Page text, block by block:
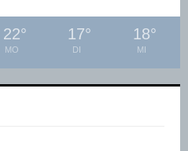
22°
MO
17°
DI
18°
MI